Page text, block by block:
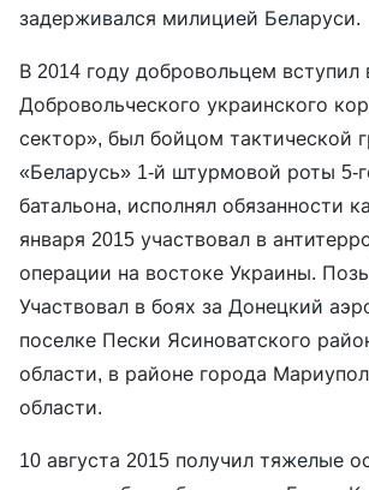
задерживался милицией Беларуси.
В 2014 году добровольцем вступил
Добровольческого украинского
сектор», был бойцом тактической
«Беларусь» 1-й штурмовой роты 5-
батальона, исполнял обязанности
января 2015 участвовал в
операции на востоке Украины.
Участвовал в боях за Донецкий
поселке Пески Ясиноватского
области, в районе города
области.
10 августа 2015 получил тяжелые